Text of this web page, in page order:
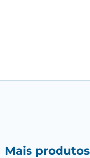
Mais produtos